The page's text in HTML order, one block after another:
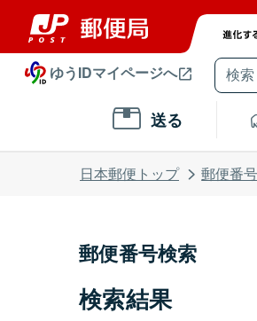
ゆうIDマイページへ
送る
日本郵便トップ 郵便番
郵便番号検索
検索結果